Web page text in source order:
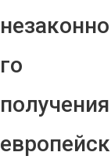
незаконно
го
получения
европейск